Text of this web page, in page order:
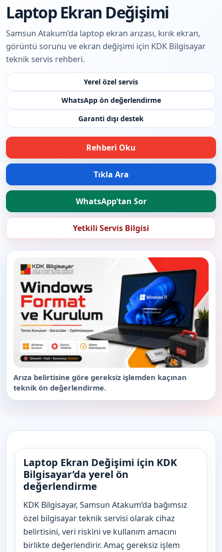
Laptop Ekran Değişimi
Samsun Atakum’da laptop ekran arızası, kırık ekran,
görüntü sorunu ve ekran değişimi için KDK Bilgisayar
teknik servis rehberi.
Yerel özel servis
WhatsApp ön değerlendirme
Garanti dışı destek
Rehberi Oku
Tıkla Ara
WhatsApp’tan Sor
Yetkili Servis Bilgisi
Arıza belirtisine göre gereksiz işlemden kaçınan
teknik ön değerlendirme.
Laptop Ekran Değişimi için KDK
Bilgisayar’da yerel ön
değerlendirme
KDK Bilgisayar, Samsun Atakum’da bağımsız
özel bilgisayar teknik servisi olarak cihaz
belirtisini, veri riskini ve kullanım amacını
birlikte değerlendirir. Amaç gereksiz işlem